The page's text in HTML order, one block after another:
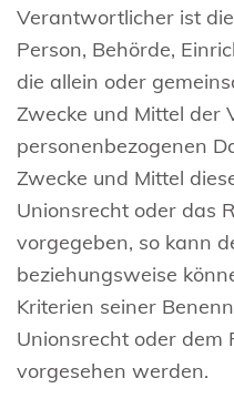
Verantwortlicher ist
Person, Behörde,
die allein oder
Zwecke und Mittel der
personenbezogenen
Zwecke und Mittel
Unionsrecht oder das
vorgegeben, so kann
beziehungsweise
Kriterien seiner
Unionsrecht oder dem
vorgesehen werden.